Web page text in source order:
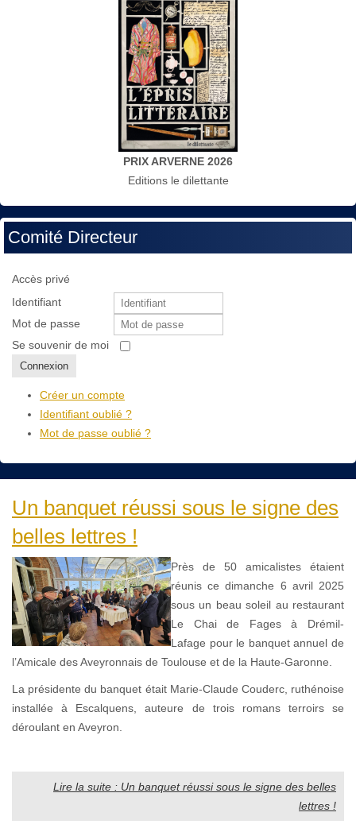
PRIX ARVERNE 2026
Editions le dilettante
Comité Directeur
Accès privé
Identifiant
Mot de passe
Se souvenir de moi
Connexion
Créer un compte
Identifiant oublié ?
Mot de passe oublié ?
Un banquet réussi sous le signe des
belles lettres !
Près de 50 amicalistes étaient
réunis ce dimanche 6 avril 2025
sous un beau soleil au restaurant
Le Chai de Fages à Drémil-
Lafage pour le banquet annuel de
l’Amicale des Aveyronnais de Toulouse et de la Haute-Garonne.
La présidente du banquet était Marie-Claude Couderc, ruthénoise
installée à Escalquens, auteure de trois romans terroirs se
déroulant en Aveyron.
Lire la suite : Un banquet réussi sous le signe des belles
lettres !